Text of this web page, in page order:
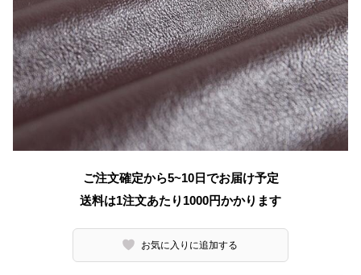
ご注文確定から5~10日でお届け予定
送料は1注文あたり 1000円かかります
お気に入りに追加する